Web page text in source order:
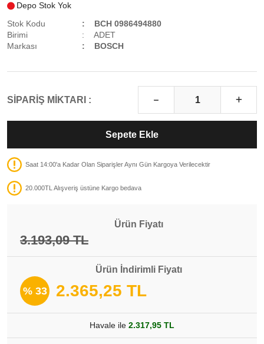
Depo Stok Yok
Stok Kodu
BCH 0986494880
Birimi
ADET
Markası
BOSCH
SİPARİŞ MİKTARI :
Sepete Ekle
Saat 14:00'a Kadar Olan Siparişler Aynı Gün Kargoya Verilecektir
20.000TL Alışveriş üstüne Kargo bedava
Ürün Fiyatı
3.193,09 TL
Ürün İndirimli Fiyatı
% 33 2.365,25 TL
Havale ile 2.317,95 TL